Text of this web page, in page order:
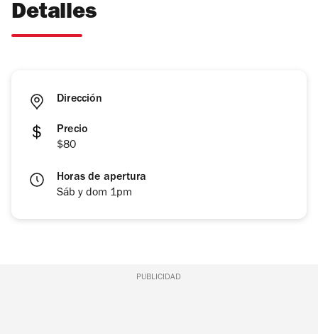
Detalles
Dirección
Precio
$80
Horas de apertura
Sáb y dom 1pm
PUBLICIDAD